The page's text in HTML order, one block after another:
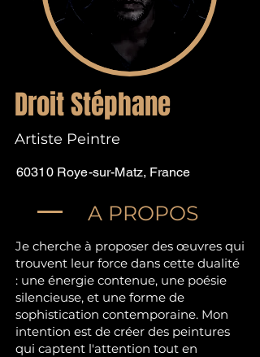
Droit Stéphane
Artiste Peintre
60310 Roye-sur-Matz, France
A PROPOS
Je cherche à proposer des œuvres qui
trouvent leur force dans cette dualité
: une énergie contenue, une poésie
silencieuse, et une forme de
sophistication contemporaine. Mon
intention est de créer des peintures
qui captent l'attention tout en